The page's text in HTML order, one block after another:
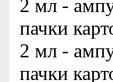
2 мл -
пачки
2 мл -
пачки